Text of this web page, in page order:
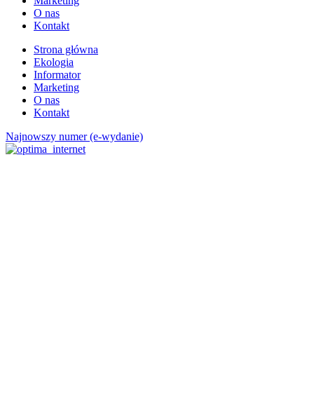
O nas
Kontakt
Strona główna
Ekologia
Informator
Marketing
O nas
Kontakt
Najnowszy numer (e-wydanie)